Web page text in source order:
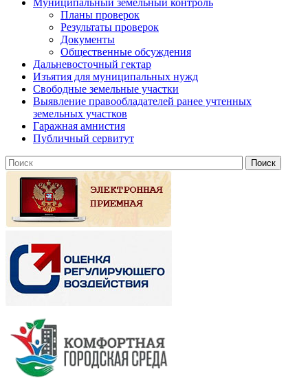
Муниципальный земельный контроль
Планы проверок
Результаты проверок
Документы
Общественные обсуждения
Дальневосточный гектар
Изъятия для муниципальных нужд
Свободные земельные участки
Выявление правообладателей ранее учтенных
земельных участков
Гаражная амнистия
Публичный сервитут